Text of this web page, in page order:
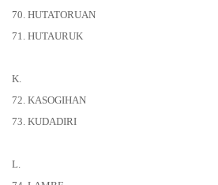
70. HUTATORUAN
71. HUTAURUK
K.
72. KASOGIHAN
73. KUDADIRI
L.